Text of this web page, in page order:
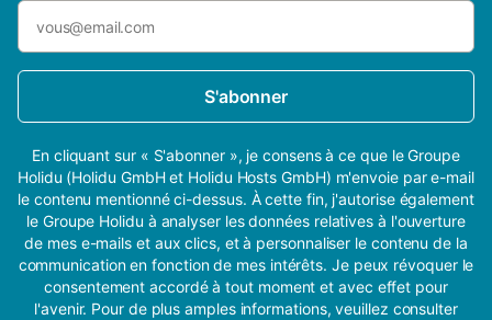
S'abonner
En cliquant sur « S'abonner », je consens à ce que le Groupe
Holidu (Holidu GmbH et Holidu Hosts GmbH) m'envoie par e-mail
le contenu mentionné ci-dessus. À cette fin, j'autorise également
le Groupe Holidu à analyser les données relatives à l'ouverture
de mes e-mails et aux clics, et à personnaliser le contenu de la
communication en fonction de mes intérêts. Je peux révoquer le
consentement accordé à tout moment et avec effet pour
l'avenir. Pour de plus amples informations, veuillez consulter